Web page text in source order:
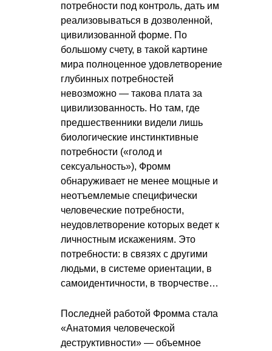
потребности под контроль, дать им
реализовываться в дозволенной,
цивилизованной форме. По
большому счету, в такой картине
мира полноценное удовлетворение
глубинных потребностей
невозможно — такова плата за
цивилизованность. Но там, где
предшественники видели лишь
биологические инстинктивные
потребности («голод и
сексуальность»), Фромм
обнаруживает не менее мощные и
неотъемлемые специфически
человеческие потребности,
неудовлетворение которых ведет к
личностным искажениям. Это
потребности: в связях с другими
людьми, в системе ориентации, в
самоидентичности, в творчестве…
Последней работой Фромма стала
«Анатомия человеческой
деструктивности» — объемное